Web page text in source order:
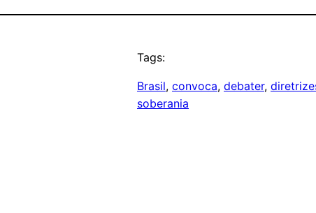
Tags:
Brasil, convoca, debater,
soberania